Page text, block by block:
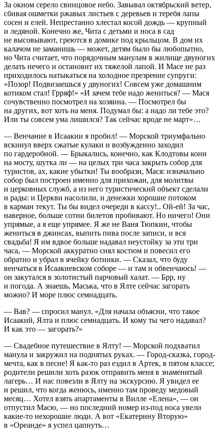
За окном серело свинцовое небо. Завывал октябрьский ветер,
сбивая ошметки ржавых листьев с деревьев и теребя лапы
сосен и елей. Непрестанно хлестал косой дождь — крупный
и ледяной. Конечно же, Чита с детьми и носа в сад
не высовывают, греются в домике под крыльцом. В дом их
калачом не заманишь — может, детям было бы любопытно,
но Чита считает, что порядочным манулам в жилище двуногих
делать нечего и остановит их тяжелой лапой. И Масе не раз
приходилось натыкаться на холодное презрение супруги:
«Позор! Подвизаешься у двуногих! Совсем уже домашним
котиком стал! Грряф!» «И зачем тебе надо жениться? — Мася
сочувственно посмотрел на хозяина. — Посмотрел бы
на других, вот хоть на меня. Подумал бы: а надо ли тебе это?
Или ты совсем ума лишился? Так сейчас вроде не март»…
— Венчание в Исаакии я пробил! — Морской триумфально
вскинул вверх сжатые кулаки и возбужденно заходил
по гардеробной. — Брыкались, конечно, как Клодтовы кони
на мосту, шутка ли — на целых три часа закрыть собор для
туристов, ах, какие убытки! Ты вообрази, Мася: изначально
собор был построен именно для прихожан, для молитвы
и церковных служб, а из него туристический объект сделали
и рады: и Церкви насолили, и денежки хорошие потоком
в карман текут. Ты бы видел очереди в кассу!.. Ой-ей! За час,
наверное, больше сотни билетов пробивают. Но ничего! Они
упрямые, а я еще упрямее. Я же не Ваня Тюпкин, чтобы
жениться в джинсах, выпить пива после записи, и вся
свадьба! Я им вдвое больше надавал неустойку за эти три
часа, — Морской аккуратно снял костюм и повесил его
обратно и убрал в ячейку ботинки. — Сказал, что буду
венчаться в Исаакиевском соборе — и там и обвенчаюсь! —
он закутался в золотистый парчовый халат. — Брр, ну
и погода. А знаешь, Маська, что в Ялте сейчас загорать
можно? И море плюс семнадцать.
— Вав? — спросил манул. «Для начала объясни, что такое
Исаакий, Ялта и плюс семнадцать. И кому ты чего надавал?
И как это — загорать?»
— Свадебное путешествие в Ялту! — Морской подхватил
манула и закружил на поднятых руках. — Город-сказка, город-
мечта, как в песне! Я как-то раз ездил в Артек, в пятом классе;
родители решили хоть разок отправить меня в знаменитый
лагерь… И нас повезли в Ялту на экскурсию. Я увидел ее
и решил, что когда женюсь, именно там проведу медовый
месяц… Хотел взять апартаменты в Вилле «Елена», — он
отпустил Масю, — но последний номер из-под носа увели
какие-то нехорошие люди. А вот «Екатерину Вторую»
в «Ореанде» я успел цапнуть…